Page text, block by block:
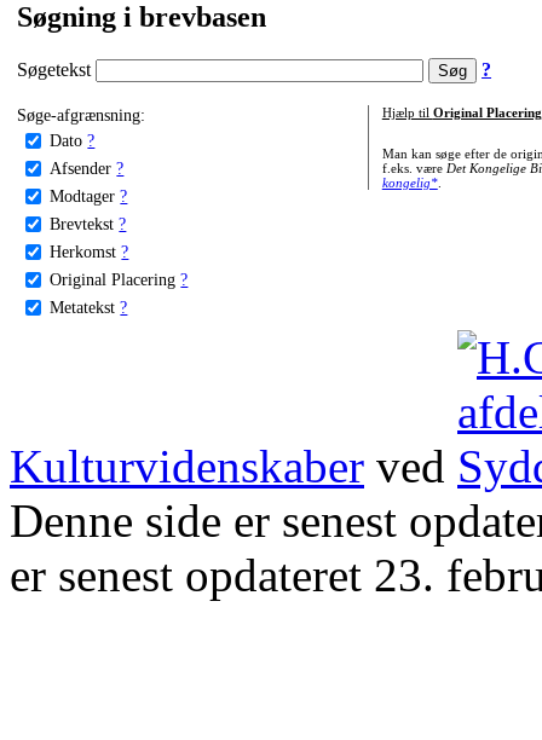
Søgning i brevbasen
Søgetekst ?
Søge-afgrænsning:
Dato ?
Afsender ?
Modtager ?
Brevtekst ?
Herkomst ?
Original Placering ?
Metatekst ?
Hjælp til Original Placering
Man kan søge efter de
f.eks. være Det Kongelige
kongelig*.
Kulturvidenskaber ved
Denne side er senest
er senest opdateret 23.